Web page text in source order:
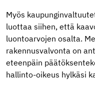
Myös
luottaa siihen, että
luontoarvojen osalta.
rakennusvalvonta on
eteenpäin
hallinto-oikeus hylkäsi